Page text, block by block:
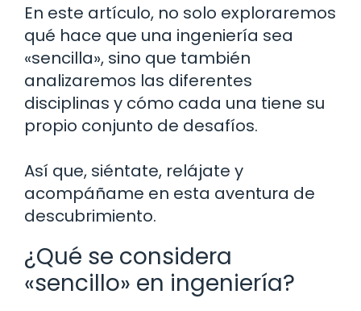
En este artículo, no solo exploraremos
qué hace que una ingeniería sea
«sencilla», sino que también
analizaremos las diferentes
disciplinas y cómo cada una tiene su
propio conjunto de desafíos.
Así que, siéntate, relájate y
acompáñame en esta aventura de
descubrimiento.
¿Qué se considera
«sencillo» en ingeniería?